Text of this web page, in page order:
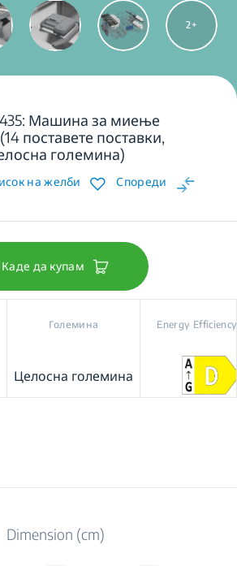
2
Машина за миење
поставете поставки,
големина)
на желби Спореди
Каде да купам
Големина
Целосна големина
Energy
Dimension (cm)